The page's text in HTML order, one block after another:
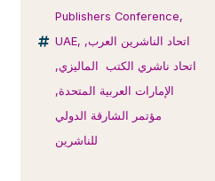
Publishers Conference,
UAE, اتحاد الناشرين العرب,
اتحاد ناشري الكتب الماليزي,
الإمارات العربية المتحدة,
مؤتمر الشارقة الدولي
للناشرين